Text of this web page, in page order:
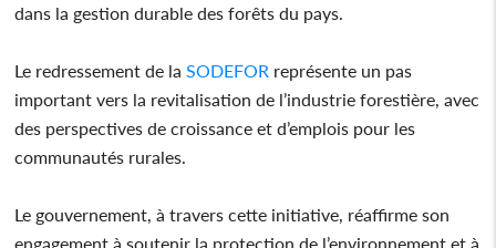
dans la gestion durable des forêts du pays.
Le redressement de la SODEFOR représente un pas
important vers la revitalisation de l’industrie forestière, avec
des perspectives de croissance et d’emplois pour les
communautés rurales.
Le gouvernement, à travers cette initiative, réaffirme son
engagement à soutenir la protection de l’environnement et à